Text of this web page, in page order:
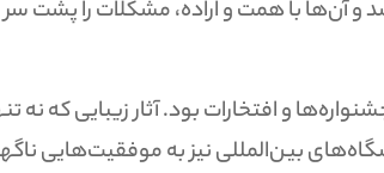
آن‌ها با همت و اراده، مشکلات را پشت
و افتخارات بود. آثار زیبایی که نه
بین‌المللی نیز به موفقیت‌هایی